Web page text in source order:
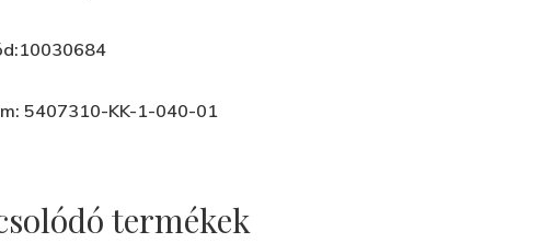
5407310-KK-1-040-01
termékek